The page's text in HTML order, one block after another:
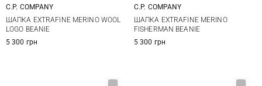
C.P. COMPANY
ШАПКА EXTRAFINE MERINO WOOL
LOGO BEANIE
5 300 грн
C.P. COMPANY
ШАПКА EXTRAFINE MERINO
FISHERMAN BEANIE
5 300 грн